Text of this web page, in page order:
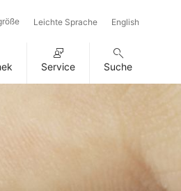
Leichte Sprache English
Service Suche